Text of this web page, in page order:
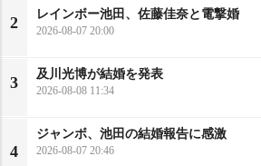
2
レインボー池田、佐藤佳奈と電撃婚
2026-08-07 20:00
3
及川光博が結婚を発表
2026-08-08 11:34
4
ジャンボ、池田の結婚報告に感激
2026-08-07 20:46